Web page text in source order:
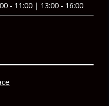
- 11:00 | 13:00 - 16:00